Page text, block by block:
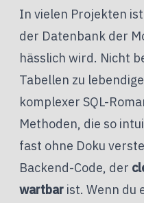
In vielen Projekten
der Datenbank der
hässlich wird. Nicht
Tabellen zu
komplexer SQL-
Methoden, die so
fast ohne Doku
Backend-Code, der
wartbar ist. Wenn du